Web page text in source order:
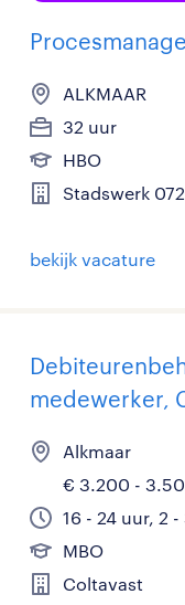
ALKMAAR
32 uur
HBO
Stadswerk 072
bekijk vacature
medewerker,
Alkmaar
€ 3.200 -
16 - 24 uur, 2
MBO
Coltavast